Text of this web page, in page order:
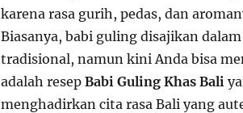
karena rasa gurih, pedas, dan
Biasanya, babi guling disajikan
tradisional, namun kini Anda bisa
adalah resep Babi Guling Khas Bali
menghadirkan cita rasa Bali yang